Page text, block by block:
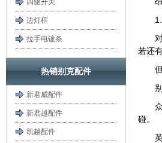
四驱开关
边灯框
拉手电镀条
热销别克配件
新君威配件
新君越配件
凯越配件
若还
碰。